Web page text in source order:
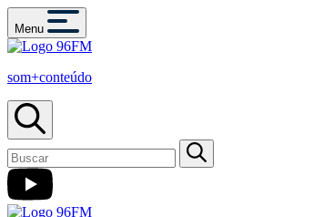
Menu
som+conteúdo